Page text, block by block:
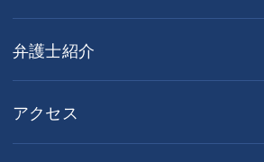
弁護士紹介
アクセス